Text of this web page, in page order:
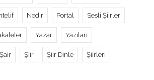
Nedir Portal Sesli Şiirler
Yazar Yazıları
Şair Şiir Şiir Dinle Şiirleri